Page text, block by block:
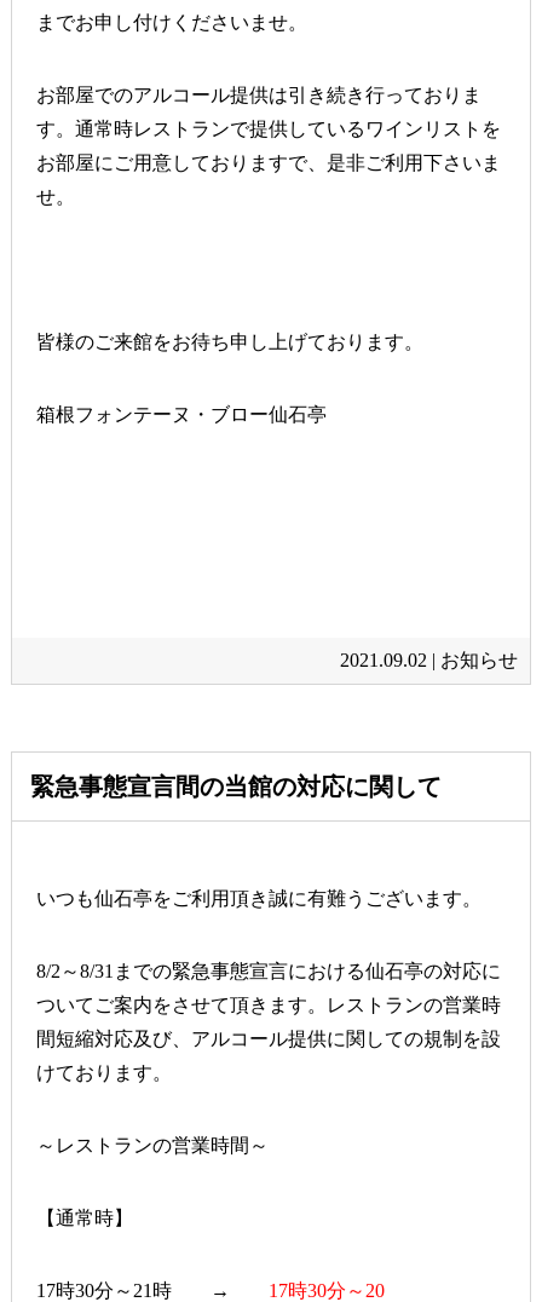
までお申し付けくださいませ。
お部屋でのアルコール提供は引き続き行っておりま
す。通常時レストランで提供しているワインリストを
お部屋にご用意しておりますで、是非ご利用下さいま
せ。
皆様のご来館をお待ち申し上げております。
箱根フォンテーヌ・ブロー仙石亭
2021.09.02 | お知らせ
緊急事態宣言間の当館の対応に関して
いつも仙石亭をご利用頂き誠に有難うございます。
8/2～8/31までの緊急事態宣言における仙石亭の対応に
ついてご案内をさせて頂きます。レストランの営業時
間短縮対応及び、アルコール提供に関しての規制を設
けております。
～レストランの営業時間～
【通常時】
17時30分～21時 → 17時30分～20